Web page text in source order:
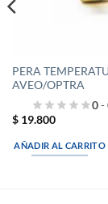
PERA
AVEO/OPTRA
0-
$19.800
AÑADIR AL CARRITO